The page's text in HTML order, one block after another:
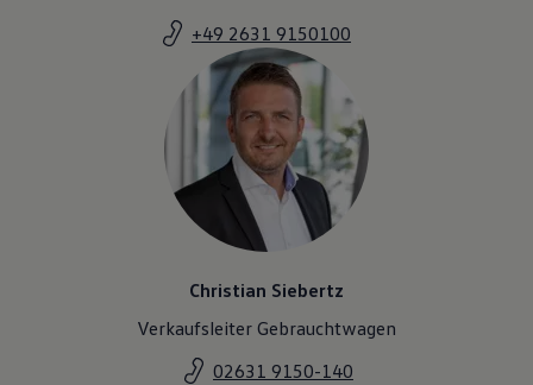
+49 2631 9150100
Christian Siebertz
Verkaufsleiter Gebrauchtwagen
02631 9150-140